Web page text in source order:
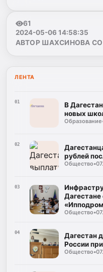
61
2024-05-06 14:58:35
АВТОР ШАХСИНОВА
ЛЕНТА
01
В
новых
Образование
02
рублей
Общество•
03
Дагестане
Общество•
04
Дагестан
России
Общество•